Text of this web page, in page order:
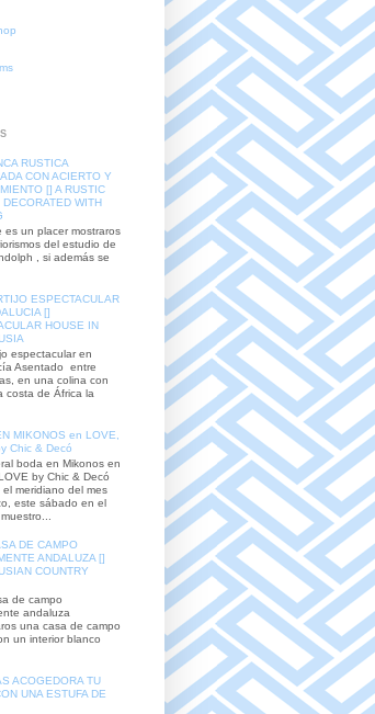
RUSTICA
CON ACIERTO Y
[] A RUSTIC
DECORATED WITH
es un placer mostraros
del estudio de
, si además se
ESPECTACULAR
[]
HOUSE IN
espectacular en
Asentado entre
en una colina con
costa de África la
MIKONOS en LOVE,
Chic & Decó
boda en Mikonos en
by Chic & Decó
meridiano del mes
este sábado en el
DE CAMPO
ANDALUZA []
COUNTRY
de campo
andaluza
una casa de campo
un interior blanco
ACOGEDORA TU
UNA ESTUFA DE